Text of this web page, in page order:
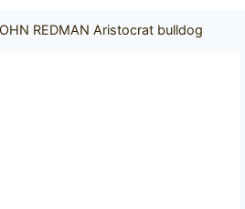
REDMAN Aristocrat bulldog